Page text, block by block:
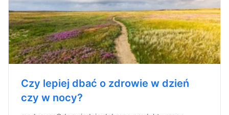
Czy lepiej dbać o zdrowie w dzień
czy w nocy?